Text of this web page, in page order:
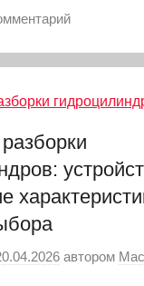
автором